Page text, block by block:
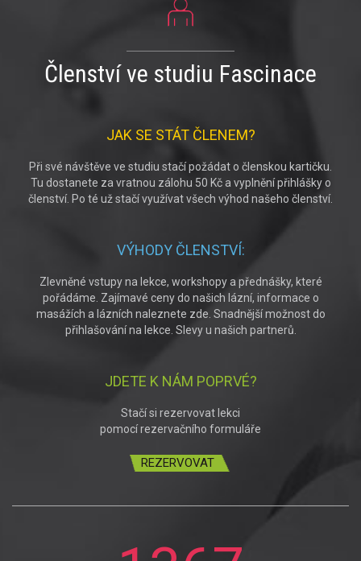
Členství ve studiu Fascinace
JAK SE STÁT ČLENEM?
Při své návštěve ve studiu stačí požádat o členskou kartičku.
Tu dostanete za vratnou zálohu 50 Kč a vyplnění přihlášky o
členství. Po té už stačí využívat všech výhod našeho členství.
VÝHODY ČLENSTVÍ:
Zlevněné vstupy na lekce, workshopy a přednášky, které
pořádáme. Zajímavé ceny do našich lázní, informace o
masážích a lázních naleznete zde. Snadnější možnost do
přihlašování na lekce. Slevy u našich partnerů.
JDETE K NÁM POPRVÉ?
Stačí si rezervovat lekci
pomocí rezervačního formuláře
REZERVOVAT